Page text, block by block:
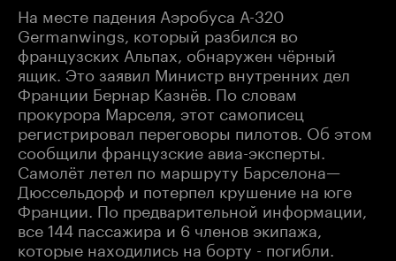
На месте падения Аэробуса А-320
Germanwings, который разбился во
французских Альпах, обнаружен чёрный
ящик. Это заявил Министр внутренних дел
Франции Бернар Казнёв. По словам
прокурора Марселя, этот самописец
регистрировал переговоры пилотов. Об этом
сообщили французские авиа-эксперты.
Самолёт летел по маршруту Барселона—
Дюссельдорф и потерпел крушение на юге
Франции. По предварительной информации,
все 144 пассажира и 6 членов экипажа,
которые находились на борту - погибли.